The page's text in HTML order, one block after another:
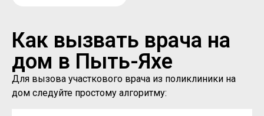
Как вызвать врача на
дом в Пыть-Яхе
Для вызова участкового врача из поликлиники на
дом следуйте простому алгоритму: